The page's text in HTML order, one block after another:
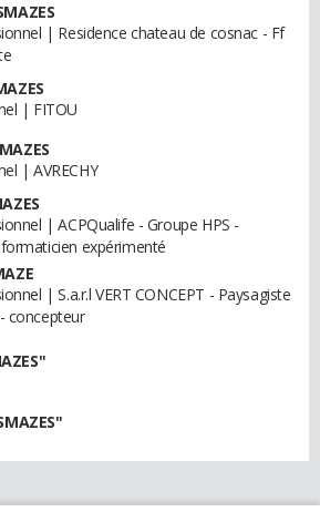
| Residence chateau de cosnac - Ff
| FITOU
| AVRECHY
| ACPQualife - Groupe HPS -
expérimenté
| S.a.r.l VERT CONCEPT - Paysagiste
concepteur